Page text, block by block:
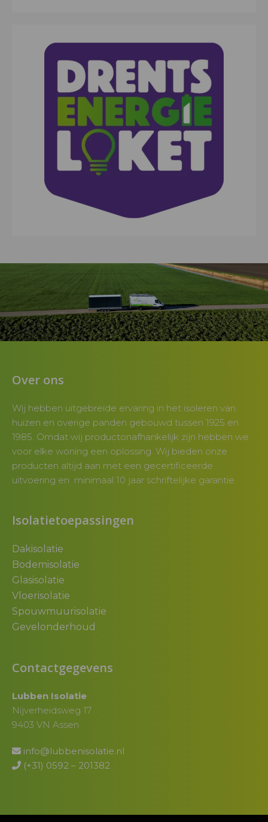
Over ons
Wij hebben uitgebreide ervaring in het isoleren van
huizen en overige panden gebouwd tussen 1925 en
1985. Omdat wij productonafhankelijk zijn hebben we
voor elke woning een oplossing. Wij bieden onze
producten altijd aan met een gecertificeerde
uitvoering en minimaal 10 jaar schriftelijke garantie.
Isolatietoepassingen
Dakisolatie
Bodemisolatie
Glasisolatie
Vloerisolatie
Spouwmuurisolatie
Gevelonderhoud
Contactgegevens
Lubben Isolatie
Nijverheidsweg 17
9403 VN Assen
info@lubbenisolatie.nl
(+31) 0592 – 201382